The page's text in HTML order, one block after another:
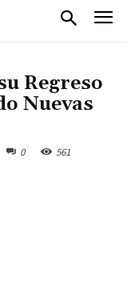
Regreso
Nuevas
0 561